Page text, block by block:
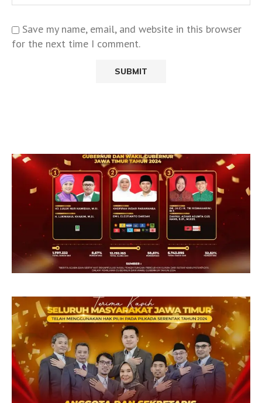
Save my name, email, and website in this browser
for the next time I comment.